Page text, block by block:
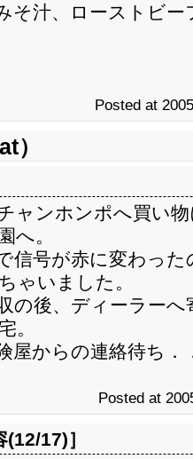
そ汁、ローストビ
Posted at
）
ャンホンポへ買い
へ。
信号が赤に変わっ
ゃいました。
の後、ディーラー
。
屋からの連絡待ち．
Posted at
(12/17)］